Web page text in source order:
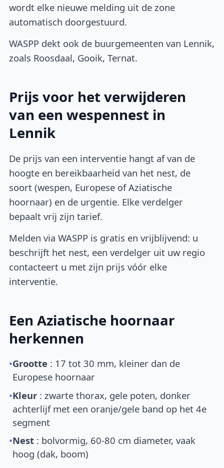
wordt elke nieuwe melding uit de zone
automatisch doorgestuurd.
WASPP dekt ook de buurgemeenten van Lennik,
zoals Roosdaal, Gooik, Ternat.
Prijs voor het verwijderen
van een wespennest in
Lennik
De prijs van een interventie hangt af van de
hoogte en bereikbaarheid van het nest, de
soort (wespen, Europese of Aziatische
hoornaar) en de urgentie. Elke verdelger
bepaalt vrij zijn tarief.
Melden via WASPP is gratis en vrijblijvend: u
beschrijft het nest, een verdelger uit uw regio
contacteert u met zijn prijs vóór elke
interventie.
Een Aziatische hoornaar
herkennen
•Grootte : 17 tot 30 mm, kleiner dan de
Europese hoornaar
•Kleur : zwarte thorax, gele poten, donker
achterlijf met een oranje/gele band op het 4e
segment
•Nest : bolvormig, 60-80 cm diameter, vaak
hoog (dak, boom)